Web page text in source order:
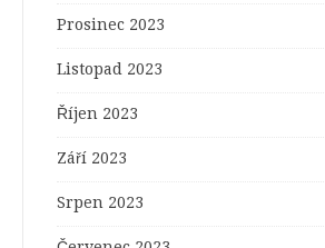
Prosinec 2023
Listopad 2023
Říjen 2023
Září 2023
Srpen 2023